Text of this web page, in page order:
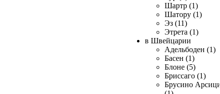
Шартр (1)
Шатору (1)
Эз (11)
Этрета (1)
в Швейцарии
Адельбоден (1)
Басен (1)
Блоне (5)
Бриссаго (1)
Брусино